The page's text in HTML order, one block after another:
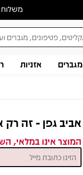
משלוח
מגברים אזניות
אביב גפן - זה רק
המוצר אינו במלאי,